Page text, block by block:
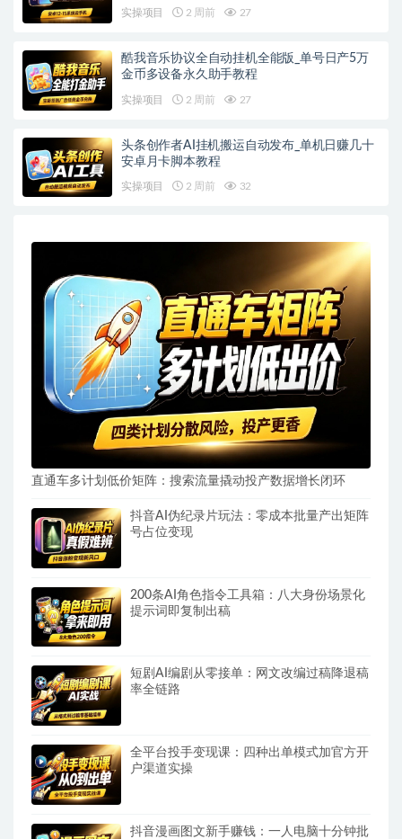
实操项目 2 周前 27
酷我音乐协议全自动挂机全能版_单号日产5万
金币多设备永久助手教程
实操项目 2 周前 27
头条创作者AI挂机搬运自动发布_单机日赚几十
安卓月卡脚本教程
实操项目 2 周前 32
直通车多计划低价矩阵：搜索流量撬动投产数据增长闭环
抖音AI伪纪录片玩法：零成本批量产出矩阵
号占位变现
200条AI角色指令工具箱：八大身份场景化
提示词即复制出稿
短剧AI编剧从零接单：网文改编过稿降退稿
率全链路
全平台投手变现课：四种出单模式加官方开
户渠道实操
抖音漫画图文新手赚钱：一人电脑十分钟批